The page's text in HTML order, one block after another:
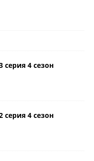
4 сезон
4 сезон